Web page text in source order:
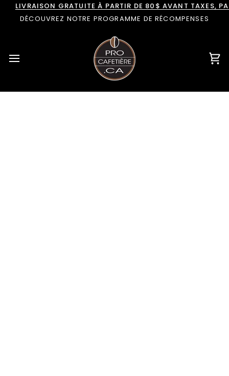
Passer
contenu
LIVRAISON GRATUITE À PARTIR DE 80$ AVANT TAXES,
DÉCOUVREZ NOTRE PROGRAMME DE RÉCOMPENSES